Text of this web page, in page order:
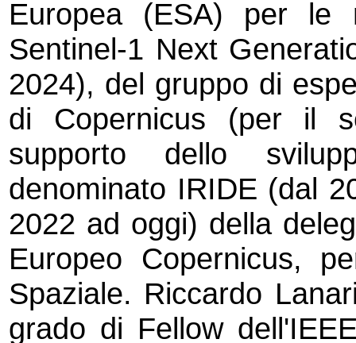
Europea (ESA) per le
Sentinel-1 Next
2024), del gruppo di
di Copernicus (per il
supporto dello
denominato IRIDE (dal
2022 ad oggi) della
Europeo Copernicus,
Spaziale. Riccardo
grado di Fellow